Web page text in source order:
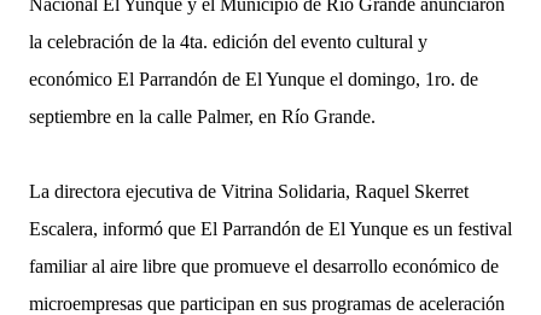
Nacional El Yunque y el Municipio de Río Grande anunciaron
la celebración de la 4ta. edición del evento cultural y
económico El Parrandón de El Yunque el domingo, 1ro. de
septiembre en la calle Palmer, en Río Grande.
La directora ejecutiva de Vitrina Solidaria, Raquel Skerret
Escalera, informó que El Parrandón de El Yunque es un festival
familiar al aire libre que promueve el desarrollo económico de
microempresas que participan en sus programas de aceleración